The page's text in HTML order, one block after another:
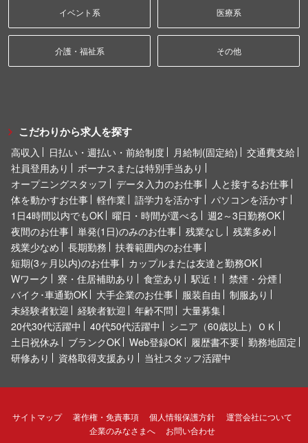
イベント系 医療系
介護・福祉系 その他
こだわりから求人を探す
高収入 日払い・週払い・前給制度 月給制(固定給)
交通費支給
社員登用あり
ボーナスまたは特別手当あり
オープニングスタッフ
データ入力のお仕事
人と接するお仕事
体を動かすお仕事
軽作業 語学力を活かす
パソコンを活かす
1日4時間以内でもOK
曜日・時間が選べる
週2～3日勤務OK
夜間のお仕事
単発(1日)のみのお仕事 残業なし
残業多め
残業少なめ
長期勤務
扶養範囲内のお仕事
短期(3ヶ月以内)のお仕事
カップルまたは友達と勤務OK
Wワーク
寮・住居補助あり 食堂あり 駅近！
禁煙・分煙
バイク･車通勤OK
大手企業のお仕事 服装自由
制服あり
未経験者歓迎
経験者歓迎 年齢不問
大量募集
20代30代活躍中
40代50代活躍中
シニア（60歳以上）ＯＫ
土日祝休み
ブランクOK Web登録OK 履歴書不要
勤務地固定
研修あり
資格取得支援あり 当社スタッフ活躍中
サイトマップ 著作権・免責事項 個人情報保護方針
運営会社について
企業のみなさまへ
お問い合わせ